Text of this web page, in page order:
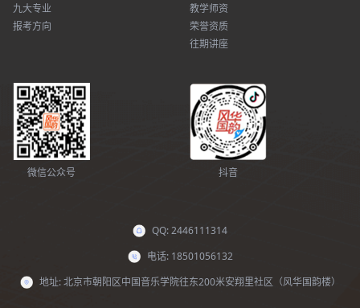
九大专业
报考方向
教学师资
荣誉资质
往期讲座
微信公众号 抖音
QQ: 2446111314
电话: 18501056132
地址: 北京市朝阳区中国音乐学院往东200米安翔里社区（风华国韵楼）